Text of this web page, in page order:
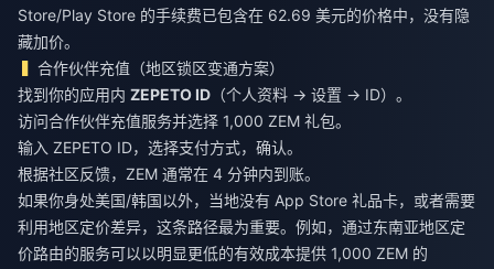
Store/Play Store 的手续费已包含在 62.69 美元的价格中，没有隐
藏加价。
合作伙伴充值（地区锁区变通方案）
找到你的应用内 ZEPETO ID （个人资料 → 设置 → ID）。
访问合作伙伴充值服务并选择 1,000 ZEM 礼包。
输入 ZEPETO ID，选择支付方式，确认。
根据社区反馈，ZEM 通常在 4 分钟内到账。
如果你身处美国/韩国以外，当地没有 App Store 礼品卡，或者需要
利用地区定价差异，这条路径最为重要。例如，通过东南亚地区定
价路由的服务可以以明显更低的有效成本提供 1,000 ZEM 的